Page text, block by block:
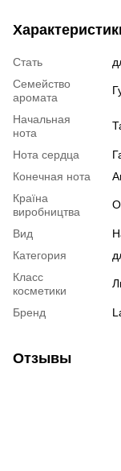
Стать
Семейство
аромата
Начальная
нота
Нота сердца
Конечная нота
Країна
виробництва
Вид
Категория
Класс
косметики
Бренд
Отзывы